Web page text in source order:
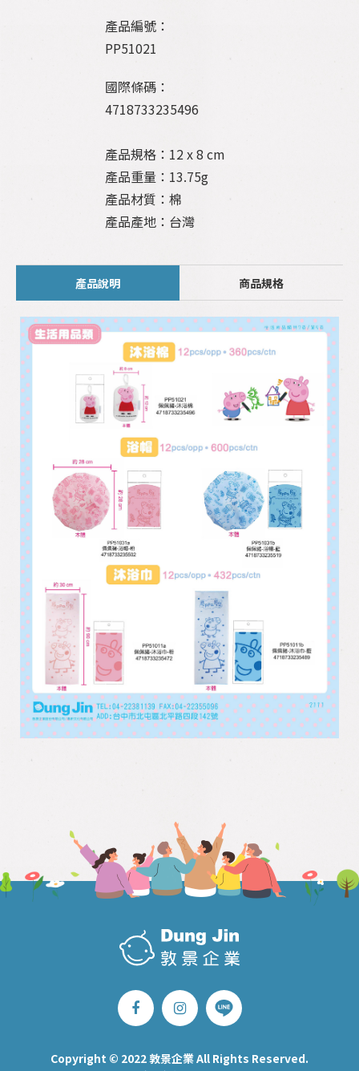
產品編號：
PP51021
國際條碼：
4718733235496
產品規格：12 x 8 cm
產品重量：13.75g
產品材質：棉
產品產地：台灣
產品說明 商品規格
Copyright © 2022 敦景企業 All Rights Reserved.